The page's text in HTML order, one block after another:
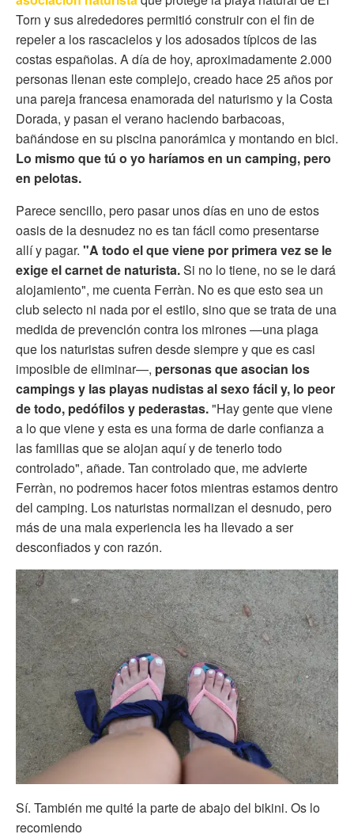
Torn y sus alrededores permitió construir con el fin de
repeler a los rascacielos y los adosados típicos de las
costas españolas. A día de hoy, aproximadamente 2.000
personas llenan este complejo, creado hace 25 años por
una pareja francesa enamorada del naturismo y la Costa
Dorada, y pasan el verano haciendo barbacoas,
bañándose en su piscina panorámica y montando en bici.
Lo mismo que tú o yo haríamos en un camping, pero
en pelotas.
Parece sencillo, pero pasar unos días en uno de estos
oasis de la desnudez no es tan fácil como presentarse
allí y pagar. "A todo el que viene por primera vez se le
exige el carnet de naturista.Si no lo tiene, no se le dará
alojamiento", me cuenta Ferràn. No es que esto sea un
club selecto ni nada por el estilo, sino que se trata de una
medida de prevención contra los mirones —una plaga
que los naturistas sufren desde siempre y que es casi
imposible de eliminar—, personas que asocian los
campings y las playas nudistas al sexo fácil y, lo peor
de todo, pedófilos y pederastas."Hay gente que viene
a lo que viene y esta es una forma de darle confianza a
las familias que se alojan aquí y de tenerlo todo
controlado", añade. Tan controlado que, me advierte
Ferràn, no podremos hacer fotos mientras estamos dentro
del camping. Los naturistas normalizan el desnudo, pero
más de una mala experiencia les ha llevado a ser
desconfiados y con razón.
Sí. También me quité la parte de abajo del bikini. Os lo
recomiendo